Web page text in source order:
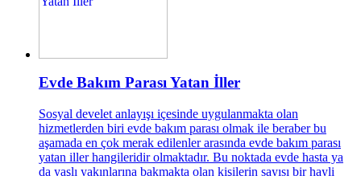
Evde Bakım Parası Yatan İller
Sosyal develet anlayışı içesinde uygulanmakta olan
hizmetlerden biri evde bakım parası olmak ile beraber bu
aşamada en çok merak edilenler arasında evde bakım parası
yatan iller hangileridir olmaktadır. Bu noktada evde hasta ya
da yaşlı yakınlarına bakmakta olan kişilerin sayısı bir hayli